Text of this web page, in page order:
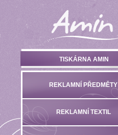
REKLAMNÍ PŘEDMĚTY
REKLAMNÍ TEXTIL
TISKÁRNA AMIN